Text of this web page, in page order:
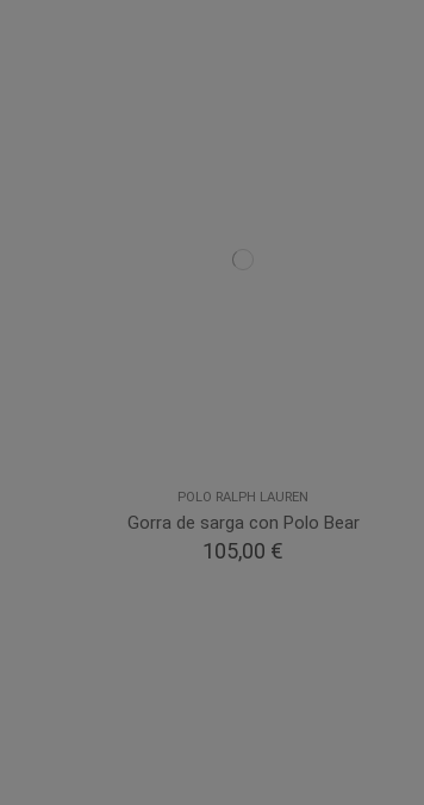
POLO RALPH LAUREN
Gorra de sarga con Polo Bear
105,00 €